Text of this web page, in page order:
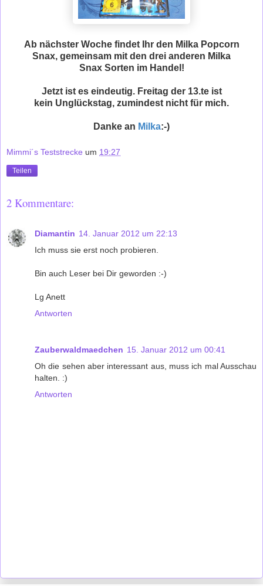
Ab nächster Woche findet Ihr den Milka Popcorn
Snax, gemeinsam mit den drei anderen Milka
Snax Sorten im Handel!
Jetzt ist es eindeutig. Freitag der 13.te ist
kein Unglückstag, zumindest nicht für mich.
Danke an Milka:-)
Mimmi´s Teststrecke um 19:27
Teilen
2 Kommentare:
Diamantin 14. Januar 2012 um 22:13
Ich muss sie erst noch probieren.
Bin auch Leser bei Dir geworden :-)
Lg Anett
Antworten
Zauberwaldmaedchen 15. Januar 2012 um 00:41
Oh die sehen aber interessant aus, muss ich mal Ausschau
halten. :)
Antworten